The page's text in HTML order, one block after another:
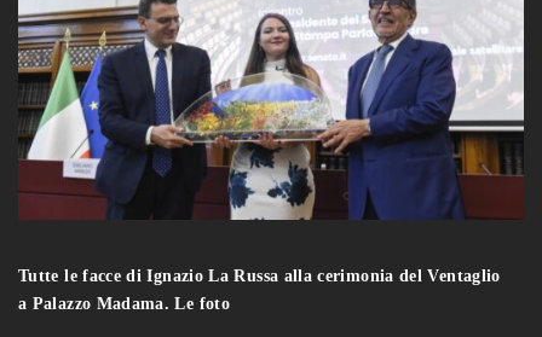
Tutte le facce di Ignazio La Russa alla cerimonia del Ventaglio
a Palazzo Madama. Le foto